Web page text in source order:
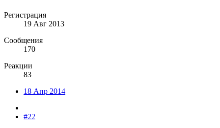
Регистрация
19 Авг 2013
Сообщения
170
Реакции
83
18 Апр 2014
#22